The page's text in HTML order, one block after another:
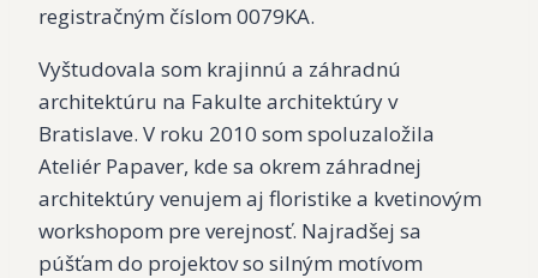
registračným číslom 0079KA.
Vyštudovala som krajinnú a záhradnú
architektúru na Fakulte architektúry v
Bratislave. V roku 2010 som spoluzaložila
Ateliér Papaver, kde sa okrem záhradnej
architektúry venujem aj floristike a kvetinovým
workshopom pre verejnosť. Najradšej sa
púšťam do projektov so silným motívom